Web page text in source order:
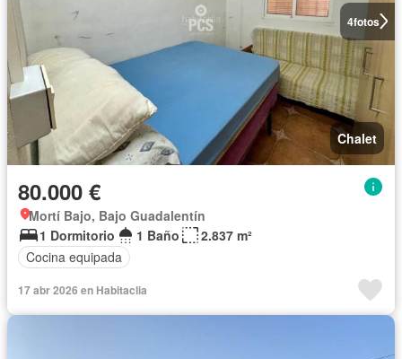
4fotos
Chalet
80.000 €
Mortí Bajo, Bajo Guadalentín
1 Dormitorio
1 Baño
2.837 m²
Cocina equipada
17 abr 2026 en Habitaclia